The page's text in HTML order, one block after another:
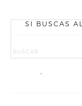
SI BUSCAS